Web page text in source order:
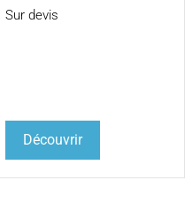
Sur devis
Découvrir